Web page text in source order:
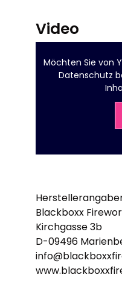
Video
Möchten Sie von
Datenschutz
Blackboxx
Kirchgasse 3b
D-09496